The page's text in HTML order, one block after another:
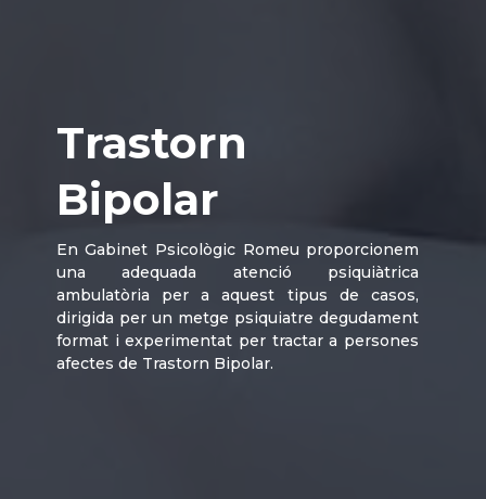
Trastorn
Bipolar
En Gabinet Psicològic Romeu proporcionem
una adequada atenció psiquiàtrica
ambulatòria per a aquest tipus de casos,
dirigida per un metge psiquiatre degudament
format i experimentat per tractar a persones
afectes de Trastorn Bipolar.